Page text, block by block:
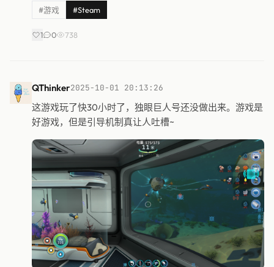
#游戏 #Steam
1 0 738
QThinker2025-10-01 20:13:26
这游戏玩了快30小时了，独眼巨人号还没做出来。游戏是
好游戏，但是引导机制真让人吐槽~